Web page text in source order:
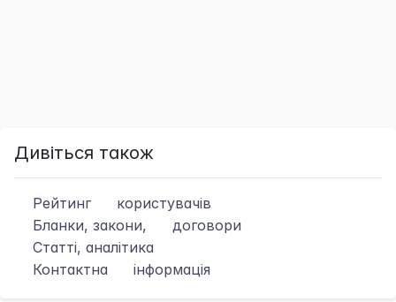
Дивіться також
Рейтинг
користувачів
Бланки, закони,
договори
Статті, аналітика
Контактна
інформація